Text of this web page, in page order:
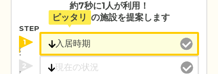
約7秒に1人が利用！
ピッタリ の施設を提案します
STEP
1
2